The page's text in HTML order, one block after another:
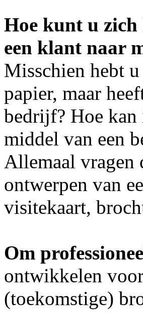
Hoe kunt u zich
een klant naar
Misschien hebt
papier, maar
bedrijf? Hoe
middel van een
Allemaal vragen
ontwerpen van
visitekaart,
Om
ontwikkelen
(toekomstige)